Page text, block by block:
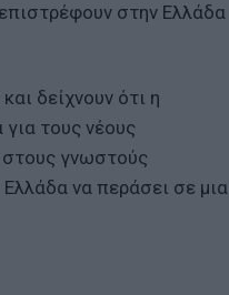
στην Ελλάδα
δείχνουν ότι η
για τους νέους
στους γνωστούς
να περάσει σε μια